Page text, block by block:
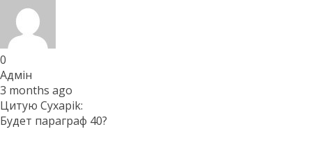
0
Адмін
3 months ago
Цитую Cyxapik:
Будет параграф 40?